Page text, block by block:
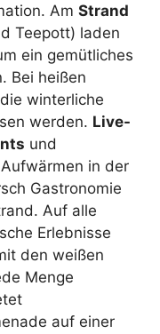
Am Strand
Teepott) laden
ein gemütliches
Bei heißen
winterliche
werden. Live-
und
in der
Gastronomie
Auf alle
Erlebnisse
den weißen
Menge
auf einer